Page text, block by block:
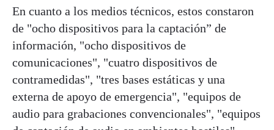
En cuanto a los medios técnicos, estos constaron
de "ocho dispositivos para la captación” de
información, "ocho dispositivos de
comunicaciones", "cuatro dispositivos de
contramedidas", "tres bases estáticas y una
externa de apoyo de emergencia", "equipos de
audio para grabaciones convencionales", "equipos